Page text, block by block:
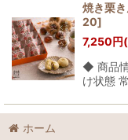
焼き栗
20]
7,250円
◆ 商品
け状態
ホーム